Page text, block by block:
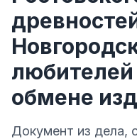
любителей
обмене
Документ из дела,